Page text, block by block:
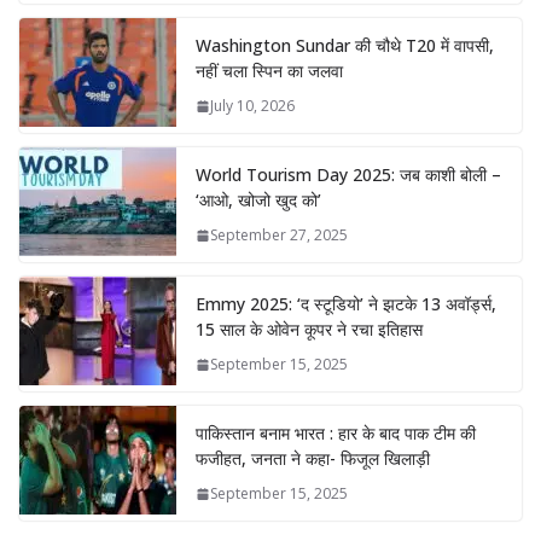
Washington Sundar की चौथे T20 में वापसी,
नहीं चला स्पिन का जलवा
July 10, 2026
World Tourism Day 2025: जब काशी बोली –
‘आओ, खोजो खुद को’
September 27, 2025
Emmy 2025: ‘द स्टूडियो’ ने झटके 13 अवॉर्ड्स,
15 साल के ओवेन कूपर ने रचा इतिहास
September 15, 2025
पाकिस्तान बनाम भारत : हार के बाद पाक टीम की
फजीहत, जनता ने कहा- फिजूल खिलाड़ी
September 15, 2025